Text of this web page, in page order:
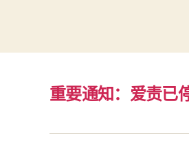
重要通知：爱责已